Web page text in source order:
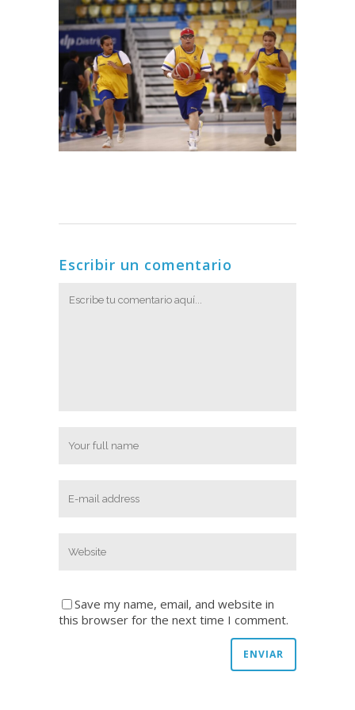
Escribir un comentario
Save my name, email, and website in
this browser for the next time I comment.